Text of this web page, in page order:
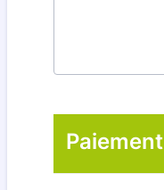
Paiement